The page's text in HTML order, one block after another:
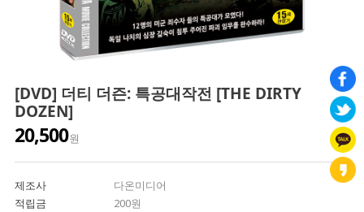
[DVD] 더티 더즌: 특공대작전 [THE DIRTY
DOZEN]
20,500원
제조사
다온미디어
적립금
200원